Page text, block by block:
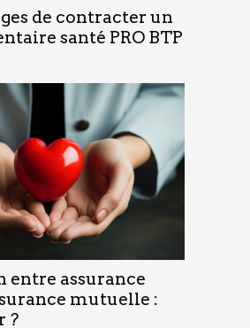
de contracter un
santé PRO BTP
entre assurance
mutuelle :
?